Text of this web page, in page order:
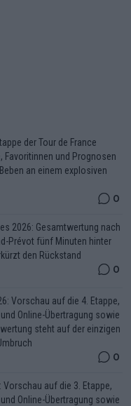
der Tour de France
Favoritinnen und Prognosen
an einem explosiven
0
2026: Gesamtwertung nach
Prévot fünf Minuten hinter
den Rückstand
0
Vorschau auf die 4. Etappe,
Online-Übertragung sowie
steht auf der einzigen
0
Vorschau auf die 3. Etappe,
Online-Übertragung sowie